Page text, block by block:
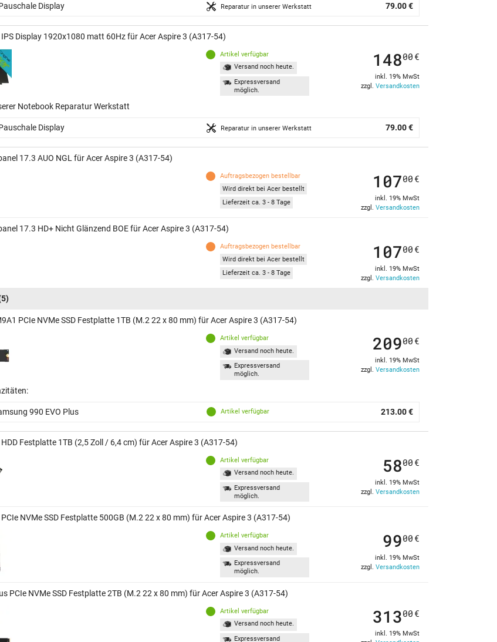
Display Reparatur in unserer Werkstatt 79.00 €
Display 1920x1080 matt 60Hz für Acer Aspire 3 (A317-54)
Artikel verfügbar
Versand noch heute.
Expressversand
möglich.
14800 €
inkl. 19% MwSt
zzgl. Versandkosten
Notebook Reparatur Werkstatt
Display Reparatur in unserer Werkstatt 79.00 €
17.3 AUO NGL für Acer Aspire 3 (A317-54)
Auftragsbezogen bestellbar
Wird direkt bei Acer bestellt
Lieferzeit ca. 3 - 8 Tage
10700 €
inkl. 19% MwSt
zzgl. Versandkosten
17.3 HD+ Nicht Glänzend BOE für Acer Aspire 3 (A317-54)
Auftragsbezogen bestellbar
Wird direkt bei Acer bestellt
Lieferzeit ca. 3 - 8 Tage
10700 €
inkl. 19% MwSt
zzgl. Versandkosten
PCIe NVMe SSD Festplatte 1TB (M.2 22 x 80 mm) für Acer Aspire 3 (A317-54)
Artikel verfügbar
Versand noch heute.
Expressversand
möglich.
20900 €
inkl. 19% MwSt
zzgl. Versandkosten
990 EVO Plus Artikel verfügbar 213.00 €
Festplatte 1TB (2,5 Zoll / 6,4 cm) für Acer Aspire 3 (A317-54)
Artikel verfügbar
Versand noch heute.
Expressversand
möglich.
5800 €
inkl. 19% MwSt
zzgl. Versandkosten
PCIe NVMe SSD Festplatte 500GB (M.2 22 x 80 mm) für Acer Aspire 3 (A317-54)
Artikel verfügbar
Versand noch heute.
Expressversand
möglich.
9900 €
inkl. 19% MwSt
zzgl. Versandkosten
PCIe NVMe SSD Festplatte 2TB (M.2 22 x 80 mm) für Acer Aspire 3 (A317-54)
Artikel verfügbar
Versand noch heute.
Expressversand
31300 €
inkl. 19% MwSt